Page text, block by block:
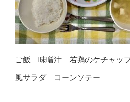
ご飯 味噌汁 若鶏のケチャッ
風サラダ コーンソテー